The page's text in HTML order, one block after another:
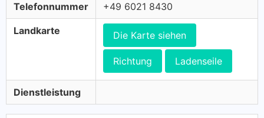
Telefonnummer +49 6021 8430
Landkarte Die Karte siehen
Richtung Ladenseile
Dienstleistung